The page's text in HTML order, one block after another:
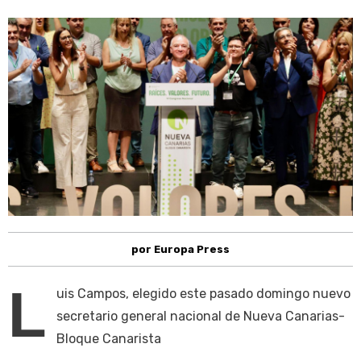
por Europa Press
L
uis Campos, elegido este pasado domingo nuevo
secretario general nacional de Nueva Canarias-
Bloque Canarista